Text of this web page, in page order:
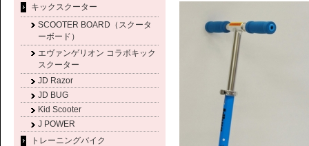
キックスクーター
SCOOTER BOARD（スクータ
ーボード）
エヴァンゲリオン コラボキック
スクーター
JD Razor
JD BUG
Kid Scooter
J POWER
トレーニングバイク